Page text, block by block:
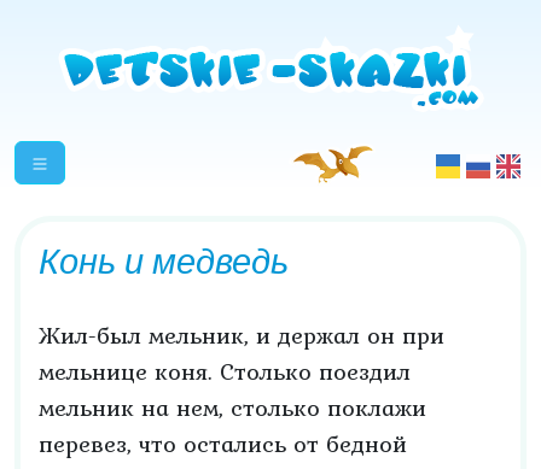
Конь и медведь
Жил-был мельник, и держал он при
мельнице коня. Столько поездил
мельник на нем, столько поклажи
перевез, что остались от бедной